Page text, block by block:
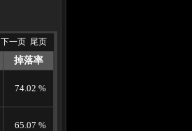
下一页 尾页
掉落率
74.02 %
65.07 %